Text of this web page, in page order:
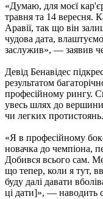
«Думаю, для моєї
травня та 14 вересня.
Аравії, так що він
чудова дата,
заслужив», — заявив
Девід Бенавідес
результатом
професійному рингу.
увесь шлях до вершини
чи легких протистоянь.
«Я в професійному
новачка до чемпіона,
Добився всього сам.
що тепер, коли я тут,
буду далі давати
ці дати]», — наводить